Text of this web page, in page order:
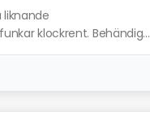
liknande
klockrent. Behändig...